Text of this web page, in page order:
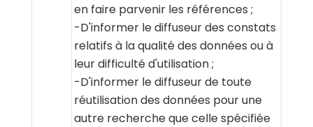
en faire parvenir les références ;
-D'informer le diffuseur des constats
relatifs à la qualité des données ou à
leur difficulté d'utilisation ;
-D'informer le diffuseur de toute
réutilisation des données pour une
autre recherche que celle spécifiée